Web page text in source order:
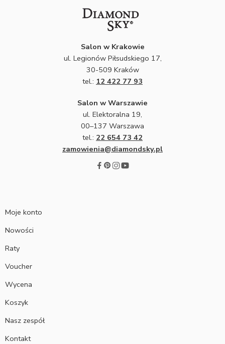
Salon w Krakowie
ul. Legionów Piłsudskiego 17,
30-509 Kraków
tel.: 12 422 77 93
Salon w Warszawie
ul. Elektoralna 19,
00–137 Warszawa
tel.: 22 654 73 42
zamowienia@diamondsky.pl
Moje konto
Nowości
Raty
Voucher
Wycena
Koszyk
Nasz zespół
Kontakt